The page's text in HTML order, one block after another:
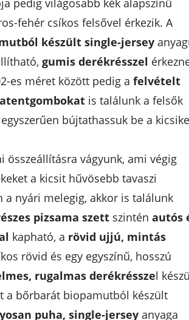
pedig világosabb kék alapszínű
fehér csíkos felsővel érkezik. A
készült single-jersey
gumis derékrésszel
es méret között pedig a felvételt
is találunk a felsők
bújtathassuk be a
összeállításra vágyunk, ami végig
a kicsit hűvösebb tavaszi
a nyári melegig, akkor is találunk
pizsama szett szintén autós
kapható, a rövid ujjú, mintás
rövid és egy egyszínű, hosszú
rugalmas derékrésszel
a bőrbarát biopamutból készült
puha, single-jersey anyaga